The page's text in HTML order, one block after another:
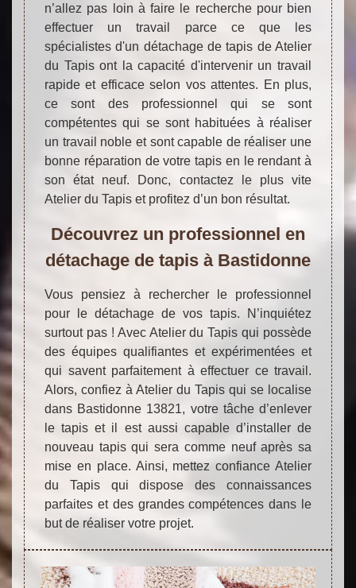
n’allez pas loin à faire le recherche pour bien
effectuer un travail parce ce que les
spécialistes d'un détachage de tapis de Atelier
du Tapis ont la capacité d'intervenir un travail
rapide et efficace selon vos attentes. En plus,
ce sont des professionnel qui se sont
compétentes qui se sont habituées à réaliser
un travail noble et sont capable de réaliser une
bonne réparation de votre tapis en le rendant à
son état neuf. Donc, contactez le plus vite
Atelier du Tapis et profitez d’un bon résultat.
Découvrez un professionnel en
détachage de tapis à Bastidonne
Vous pensiez à rechercher le professionnel
pour le détachage de vos tapis. N’inquiétez
surtout pas ! Avec Atelier du Tapis qui possède
des équipes qualifiantes et expérimentées et
qui savent parfaitement à effectuer ce travail.
Alors, confiez à Atelier du Tapis qui se localise
dans Bastidonne 13821, votre tâche d’enlever
le tapis et il est aussi capable d’installer de
nouveau tapis qui sera comme neuf après sa
mise en place. Ainsi, mettez confiance Atelier
du Tapis qui dispose des connaissances
parfaites et des grandes compétences dans le
but de réaliser votre projet.